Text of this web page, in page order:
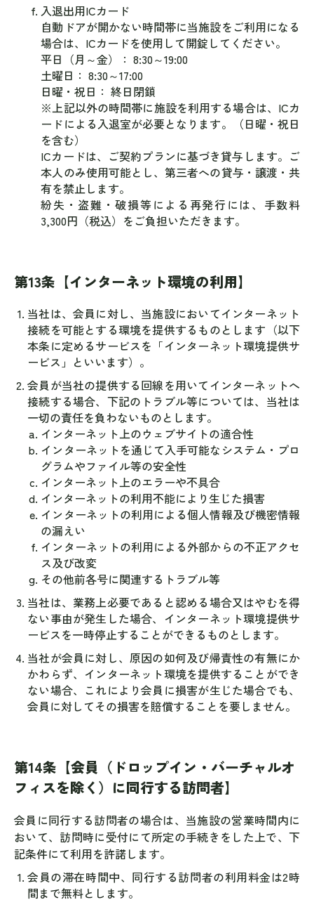
入退出用ICカード
自動ドアが開かない時間帯に当施設をご利用になる
場合は、ICカードを使用して開錠してください。
平日（月～金）： 8:30～19:00
土曜日： 8:30～17:00
日曜・祝日： 終日閉鎖
※上記以外の時間帯に施設を利用する場合は、ICカ
ードによる入退室が必要となります。（日曜・祝日
を含む）
ICカードは、ご契約プランに基づき貸与します。ご
本人のみ使用可能とし、第三者への貸与・譲渡・共
有を禁止します。
紛失・盗難・破損等による再発行には、手数料
3,300円（税込）をご負担いただきます。
第13条【インターネット環境の利用】
当社は、会員に対し、当施設においてインターネット
接続を可能とする環境を提供するものとします（以下
本条に定めるサービスを「インターネット環境提供サ
ービス」といいます）。
会員が当社の提供する回線を用いてインターネットへ
接続する場合、下記のトラブル等については、当社は
一切の責任を負わないものとします。
インターネット上のウェブサイトの適合性
インターネットを通じて入手可能なシステム・プロ
グラムやファイル等の安全性
インターネット上のエラーや不具合
インターネットの利用不能により生じた損害
インターネットの利用による個人情報及び機密情報
の漏えい
インターネットの利用による外部からの不正アクセ
ス及び改変
その他前各号に関連するトラブル等
当社は、業務上必要であると認める場合又はやむを得
ない事由が発生した場合、インターネット環境提供サ
ービスを一時停止することができるものとします。
当社が会員に対し、原因の如何及び帰責性の有無にか
かわらず、インターネット環境を提供することができ
ない場合、これにより会員に損害が生じた場合でも、
会員に対してその損害を賠償することを要しません。
第14条【会員（ドロップイン・バーチャルオ
フィスを除く）に同行する訪問者】
会員に同行する訪問者の場合は、当施設の営業時間内に
おいて、訪問時に受付にて所定の手続きをした上で、下
記条件にて利用を許諾します。
会員の滞在時間中、同行する訪問者の利用料金は2時
間まで無料とします。